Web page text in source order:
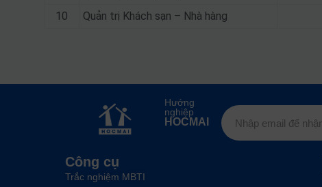
10
Quản trị Khách sạn – Nhà hàng
Hướng
nghiệp
HOCMAI
Công cụ
Trắc nghiệm MBTI